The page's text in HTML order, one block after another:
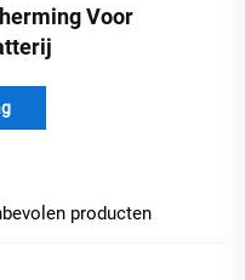
Voor
producten